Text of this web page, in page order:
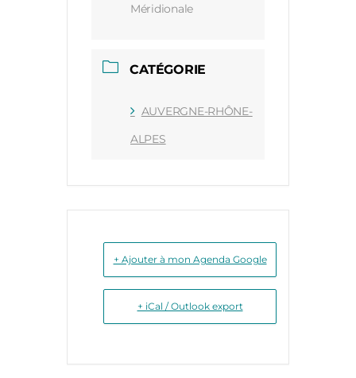
Méridionale
CATÉGORIE
AUVERGNE-RHÔNE-
ALPES
+ Ajouter à mon Agenda Google
+ iCal / Outlook export